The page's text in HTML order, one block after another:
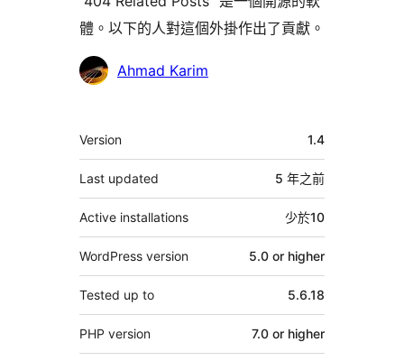
體。以下的人對這個外掛作出了貢獻。
貢
Ahmad Karim
其
它
Version 1.4
Last updated 5 年之前
Active installations 少於10
WordPress version 5.0 or higher
Tested up to 5.6.18
PHP version 7.0 or higher